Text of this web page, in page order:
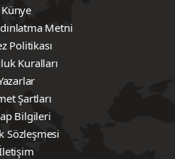
Künye
Metni
Politikası
Kuralları
Şartları
Bilgileri
Sözleşmesi